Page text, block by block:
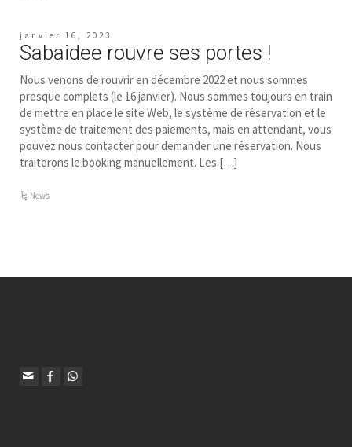
janvier 16, 2023
Sabaidee rouvre ses portes !
Nous venons de rouvrir en décembre 2022 et nous sommes
presque complets (le 16 janvier). Nous sommes toujours en train
de mettre en place le site Web, le système de réservation et le
système de traitement des paiements, mais en attendant, vous
pouvez nous contacter pour demander une réservation. Nous
traiterons le booking manuellement. Les […]
News